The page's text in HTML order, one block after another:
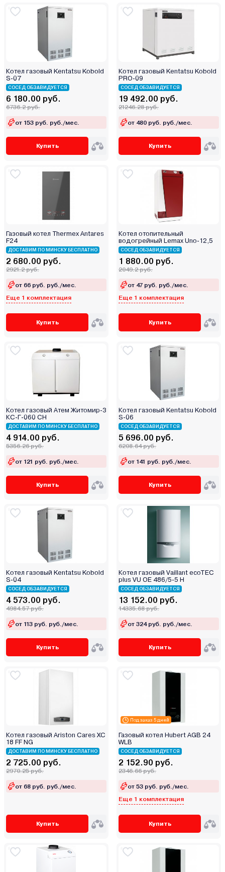
Котел газовый Kentatsu Kobold
S-07
СОСЕД ОБЗАВИДУЕТСЯ
6 180.00 руб.
6736.2 руб.
от 153 руб. руб./мес.
Купить
Котел газовый Kentatsu Kobold
PRO-09
СОСЕД ОБЗАВИДУЕТСЯ
19 492.00 руб.
21246.28 руб.
от 480 руб. руб./мес.
Купить
Газовый котел Thermex Antares
F24
ДОСТАВИМ ПО МИНСКУ БЕСПЛАТНО
2 680.00 руб.
2921.2 руб.
от 66 руб. руб./мес.
Еще 1 комплектация
Купить
Котел отопительный
водогрейный Lemax Uno-12,5
СОСЕД ОБЗАВИДУЕТСЯ
1 880.00 руб.
2049.2 руб.
от 47 руб. руб./мес.
Еще 1 комплектация
Купить
Котел газовый Атем Житомир-3
КС-Г-060 СН
ДОСТАВИМ ПО МИНСКУ БЕСПЛАТНО
4 914.00 руб.
5356.26 руб.
от 121 руб. руб./мес.
Купить
Котел газовый Kentatsu Kobold
S-06
СОСЕД ОБЗАВИДУЕТСЯ
5 696.00 руб.
6208.64 руб.
от 141 руб. руб./мес.
Купить
Котел газовый Kentatsu Kobold
S-04
СОСЕД ОБЗАВИДУЕТСЯ
4 573.00 руб.
4984.57 руб.
от 113 руб. руб./мес.
Купить
Котел газовый Vaillant ecoTEC
plus VU OE 486/5-5 Н
СОСЕД ОБЗАВИДУЕТСЯ
13 152.00 руб.
14335.68 руб.
от 324 руб. руб./мес.
Купить
Котел газовый Ariston Cares XC
18 FF NG
ДОСТАВИМ ПО МИНСКУ БЕСПЛАТНО
2 725.00 руб.
2970.25 руб.
от 68 руб. руб./мес.
Купить
Под заказ 5 дней
Газовый котел Hubert AGB 24
WLB
СОСЕД ОБЗАВИДУЕТСЯ
2 152.90 руб.
2346.66 руб.
от 53 руб. руб./мес.
Еще 1 комплектация
Купить